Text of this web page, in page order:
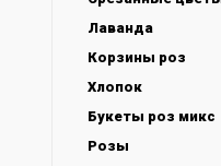
Лаванда
Корзины роз
Хлопок
Букеты роз микс
Розы